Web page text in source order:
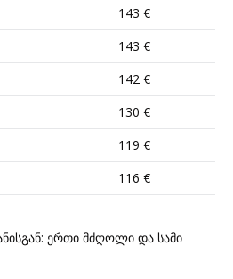
143 €
143 €
142 €
130 €
119 €
116 €
ერთი მძღოლი და სამი